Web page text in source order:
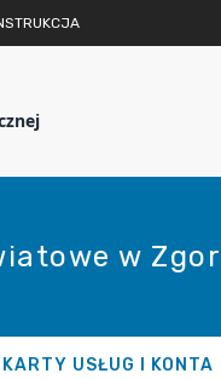
w
USŁUG I KONTA